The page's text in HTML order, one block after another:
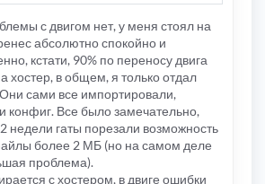
с двигом нет, у меня стоял на
абсолютно спокойно и
кстати, 90% по переносу двига
хостер, в общем, я только отдал
Они сами все импортировали,
конфиг. Все было замечательно,
недели гаты порезали возможность
более 2 МБ (но на самом деле
проблема).
с хостером, в двиге ошибки